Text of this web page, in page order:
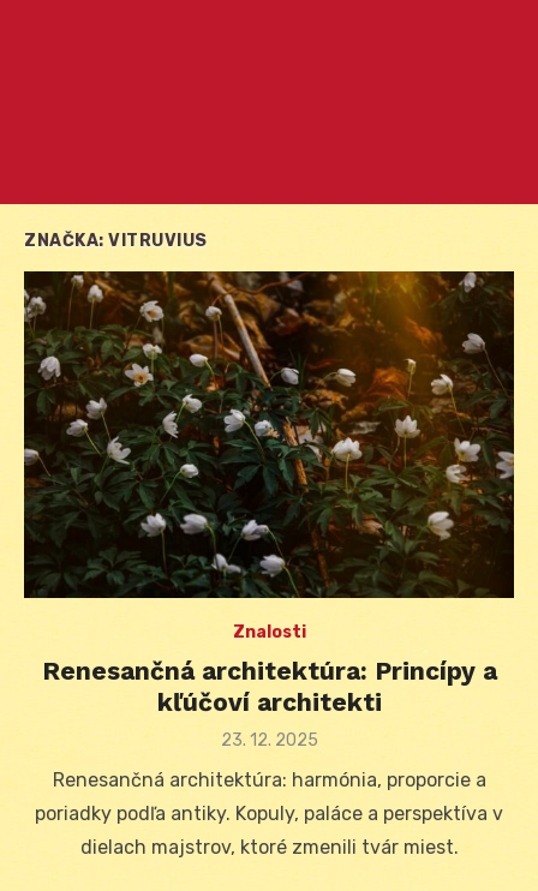
ZNAČKA: VITRUVIUS
Znalosti
Renesančná architektúra: Princípy a
kľúčoví architekti
Posted
23. 12. 2025
Renesančná architektúra: harmónia, proporcie a
poriadky podľa antiky. Kopuly, paláce a perspektíva v
dielach majstrov, ktoré zmenili tvár miest.